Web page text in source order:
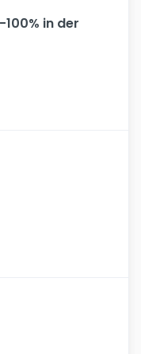
in der